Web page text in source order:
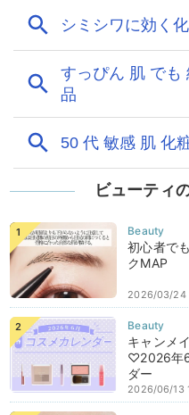
ビューティ
初心者で
クMAP
2026/03/24
キャンメ
♡2026年6
ダー
2026/06/13